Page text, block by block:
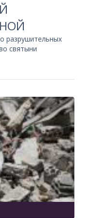
разрушительных
святыни